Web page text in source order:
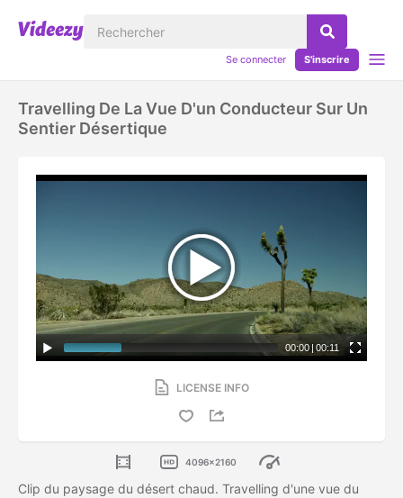
Se connecter S'inscrire
Travelling De La Vue D'un Conducteur Sur Un
Sentier Désertique
00:00 | 00:11
LICENSE INFO
4096x2160
Clip du paysage du désert chaud. Travelling d'une vue du